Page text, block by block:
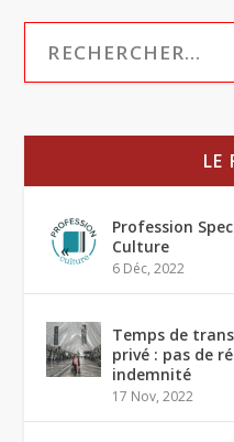
LE
Profession
Culture
6 Déc, 2022
Temps de
privé : pas de
indemnité
17 Nov, 2022